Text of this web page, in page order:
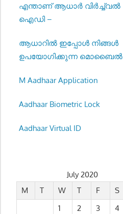
എന്താണ് ആധാർ വിർച്ച്വൽ
ഐഡി –
ആധാറിൽ ഇപ്പോൾ നിങ്ങൾ
ഉപയോഗിക്കുന്ന മൊബൈൽ
M Aadhaar Application
Aadhaar Biometric Lock
Aadhaar Virtual ID
July 2020
M
T W T F S
1
2 3 4